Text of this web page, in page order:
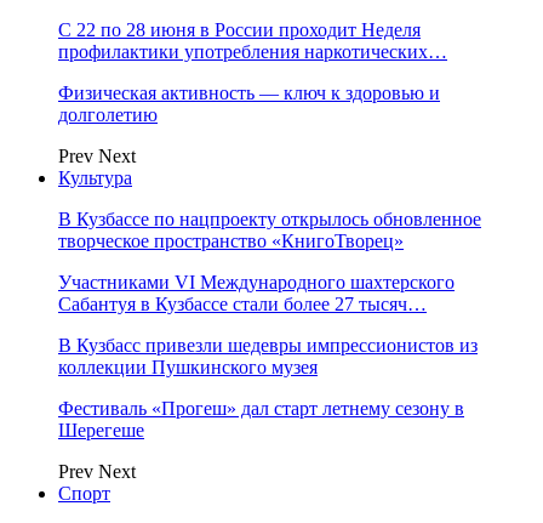
С 22 по 28 июня в России проходит Неделя
профилактики употребления наркотических…
Физическая активность — ключ к здоровью и
долголетию
Prev Next
Культура
В Кузбассе по нацпроекту открылось обновленное
творческое пространство «КнигоТворец»
Участниками VI Международного шахтерского
Сабантуя в Кузбассе стали более 27 тысяч…
В Кузбасс привезли шедевры импрессионистов из
коллекции Пушкинского музея
Фестиваль «Прогеш» дал старт летнему сезону в
Шерегеше
Prev Next
Спорт